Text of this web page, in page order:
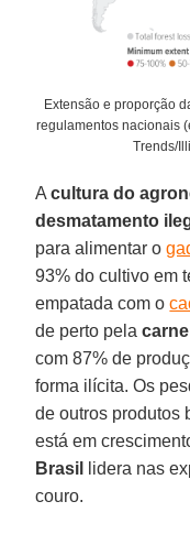
Extensão e proporção
regulamentos nacionais
Trends/
Acultura do
desmatamento
para alimentar o
93% do cultivo em
empatada com o
de perto pelacarne
com 87% de
forma ilícita. Os
de outros produtos
está em
Brasil
lidera nas
couro.